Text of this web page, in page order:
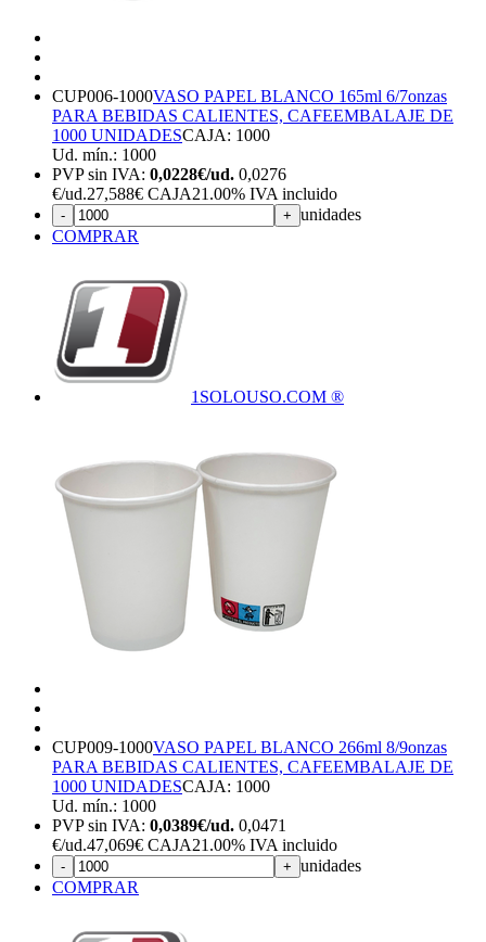
CUP006-1000VASO PAPEL BLANCO 165ml 6/7onzas
PARA BEBIDAS CALIENTES, CAFEEMBALAJE DE
1000 UNIDADESCAJA: 1000
Ud. mín.: 1000
PVP sin IVA: 0,0228€/ud. 0,0276
€/ud.27,588€ CAJA21.00% IVA incluido
- + unidades
COMPRAR
1SOLOUSO.COM ®
CUP009-1000VASO PAPEL BLANCO 266ml 8/9onzas
PARA BEBIDAS CALIENTES, CAFEEMBALAJE DE
1000 UNIDADESCAJA: 1000
Ud. mín.: 1000
PVP sin IVA: 0,0389€/ud. 0,0471
€/ud.47,069€ CAJA21.00% IVA incluido
- + unidades
COMPRAR